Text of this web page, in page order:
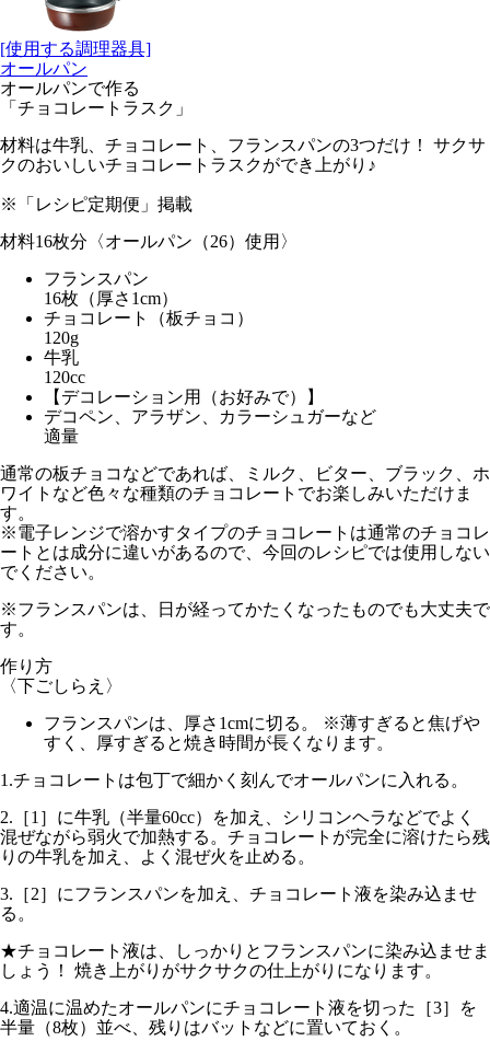
[使用する調理器具]
オールパン
オールパンで作る
「チョコレートラスク」
材料は牛乳、チョコレート、フランスパンの3つだけ！ サクサ
クのおいしいチョコレートラスクができ上がり♪
※「レシピ定期便」掲載
材料16枚分〈オールパン（26）使用〉
フランスパン
16枚（厚さ1cm）
チョコレート（板チョコ）
120g
牛乳
120cc
【デコレーション用（お好みで）】
デコペン、アラザン、カラーシュガーなど
適量
通常の板チョコなどであれば、ミルク、ビター、ブラック、ホ
ワイトなど色々な種類のチョコレートでお楽しみいただけま
す。
※電子レンジで溶かすタイプのチョコレートは通常のチョコレ
ートとは成分に違いがあるので、今回のレシピでは使用しない
でください。
※フランスパンは、日が経ってかたくなったものでも大丈夫で
す。
作り方
〈下ごしらえ〉
フランスパンは、厚さ1cmに切る。 ※薄すぎると焦げや
すく、厚すぎると焼き時間が長くなります。
1.チョコレートは包丁で細かく刻んでオールパンに入れる。
2. ［1］に牛乳（半量60cc）を加え、シリコンヘラなどでよく
混ぜながら弱火で加熱する。チョコレートが完全に溶けたら残
りの牛乳を加え、よく混ぜ火を止める。
3. ［2］にフランスパンを加え、チョコレート液を染み込ませ
る。
★チョコレート液は、しっかりとフランスパンに染み込ませま
しょう！ 焼き上がりがサクサクの仕上がりになります。
4.適温に温めたオールパンにチョコレート液を切った［3］を
半量（8枚）並べ、残りはバットなどに置いておく。